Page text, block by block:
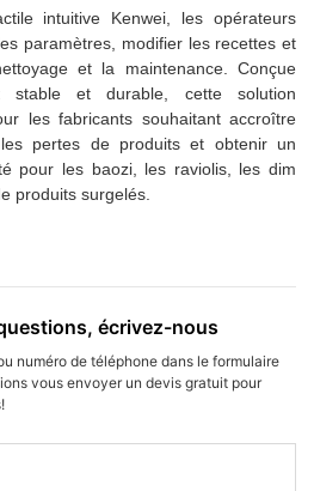
intuitive Kenwei, les opérateurs
paramètres, modifier les recettes et
et la maintenance. Conçue
stable et durable, cette solution
les fabricants souhaitant accroître
pertes de produits et obtenir un
pour les baozi, les raviolis, les dim
produits surgelés.
écrivez-nous
numéro de téléphone dans le formulaire
vous envoyer un devis gratuit pour